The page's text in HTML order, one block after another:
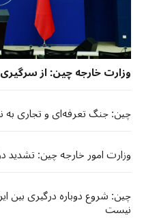
وزارت خارجه چین: از
چین: جنگ تعرفه‌ای و تجاری
وزارت امور خارجه چین:
چین: شروع دوباره درگیری بین
نیست